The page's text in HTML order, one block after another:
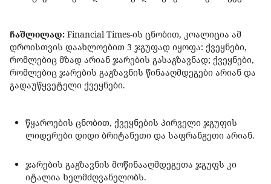
ჩაშლილად: Financial Times-ის ცნობით, კოალიცია ამ
დროისთვის დაახლოებით 3 ჯგუფად იყოფა: ქვეყნები,
რომლებიც მზად არიან ჯარების გასაგზავნად; ქვეყნები,
რომლებიც ჯარების გაგზავნის წინააღმდეგები არიან და
გადაუწყვეტელი ქვეყნები.
წყაროების ცნობით, ქვეყნების პირველი ჯგუფის
ლიდერები დიდი ბრიტანეთი და საფრანგეთი არიან.
ჯარების გაგზავნის მოწინააღმდეგეთა ჯგუფს კი
იტალია ხელმძღვანელობს.